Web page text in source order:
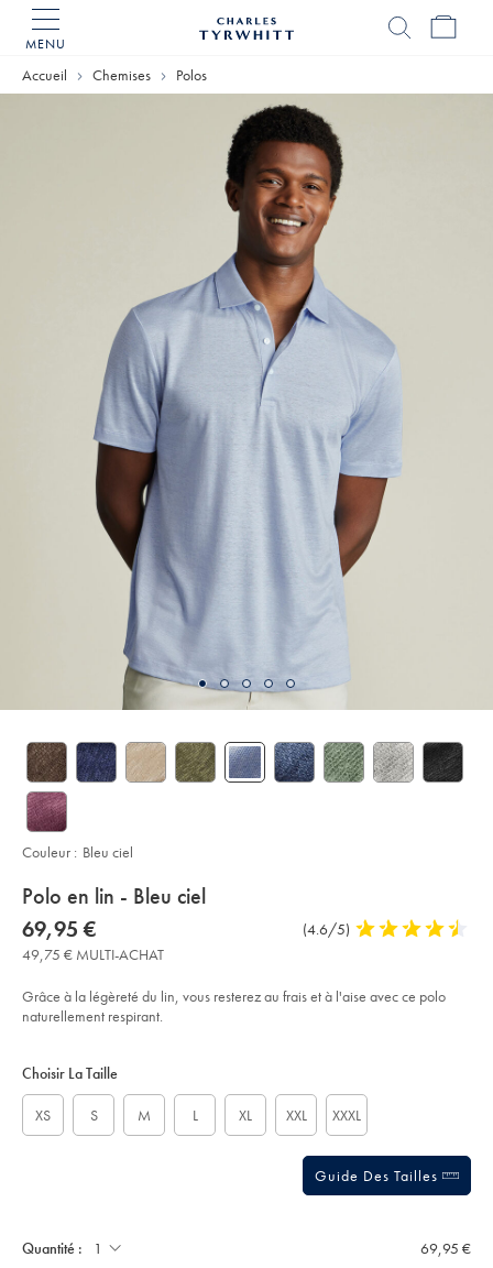
MENU
Tyrwhitt
Accueil Chemises Polos
details
about
product:
Polo en lin - Bleu ciel
Details
https://www.charlestyrwhitt.com/fr/polo-
en-
lin-
-
bleu-
ciel/JEP0448SKY.html?
sourceCode=frdefault
now
69,95
€
69,95 €
Commentaires
(4.6/5) 4,6
5
49,75 € MULTI-ACHAT
Grâce à la légèreté du lin, vous resterez au frais et à l'aise avec ce polo
naturellement respirant.
Couleur : Bleu ciel
Actions
cart
Choisir La Taille
XS S M L XL XXL XXXL
Guide Des Tailles
écrin
de
Quantité : 69,95 €